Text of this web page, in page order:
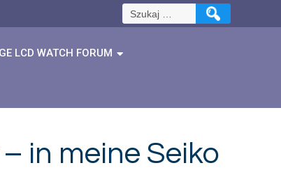
Szukaj:
LCD WATCH FORUM
in meine Seiko